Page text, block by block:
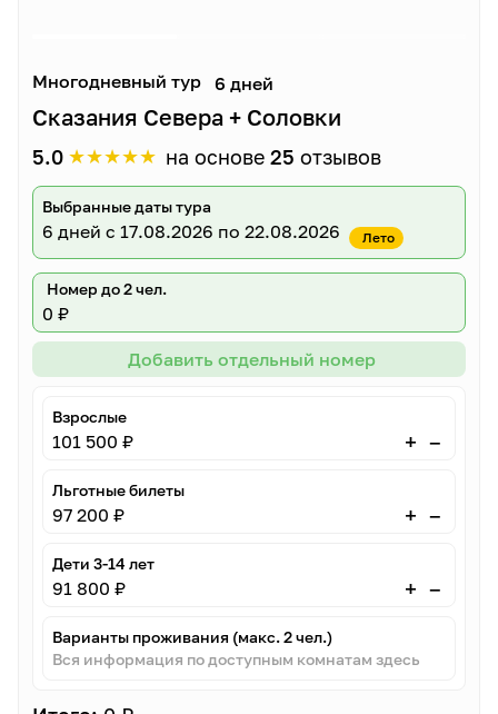
Многодневный тур 6 дней
Сказания Севера + Соловки
5.0 ★★★★★ на основе 25 отзывов
Выбранные даты тура
6 дней с 17.08.2026 по 22.08.2026 Лето
Номер до 2 чел.
0 ₽
Добавить отдельный номер
Взрослые
101 500 ₽ + –
Льготные билеты
97 200 ₽ + –
Дети 3-14 лет
91 800 ₽ + –
Варианты проживания (макс. 2 чел.)
Вся информация по доступным комнатам здесь